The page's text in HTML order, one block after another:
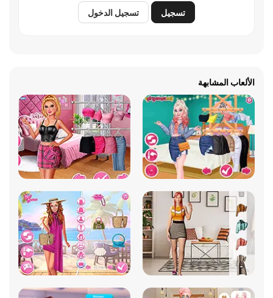
تسجيل تسجيل الدخول
الألعاب المشابهة